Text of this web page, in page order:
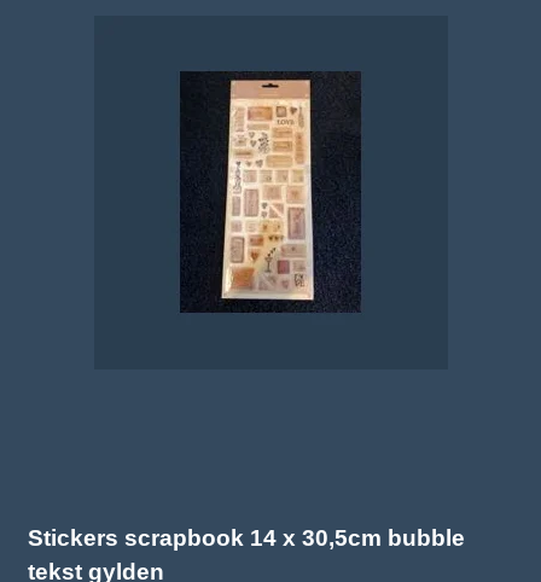
Stickers scrapbook 14 x 30,5cm bubble
tekst gylden